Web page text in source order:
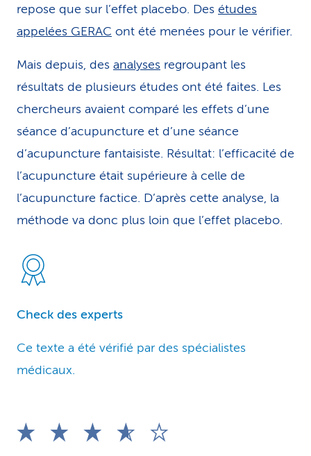
repose que sur l’effet placebo. Des études
appelées GERAC ont été menées pour le vérifier.
Mais depuis, des analyses regroupant les
résultats de plusieurs études ont été faites. Les
chercheurs avaient comparé les effets d’une
séance d’acupuncture et d’une séance
d’acupuncture fantaisiste. Résultat: l’efficacité de
l’acupuncture était supérieure à celle de
l’acupuncture factice. D’après cette analyse, la
méthode va donc plus loin que l’effet placebo.
Check des experts
Ce texte a été vérifié par des spécialistes
médicaux.